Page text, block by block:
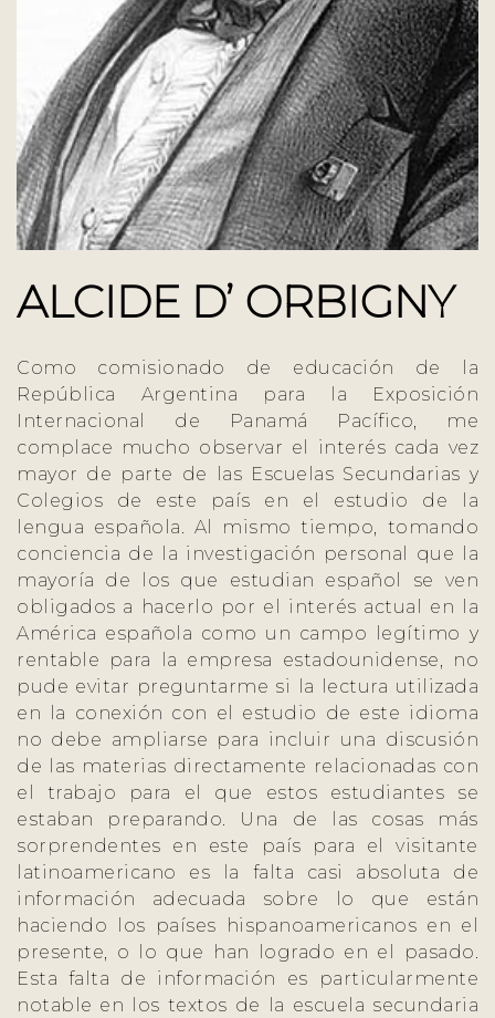
ALCIDE D’ ORBIGNY
Como comisionado de educación de la
República Argentina para la Exposición
Internacional de Panamá Pacífico, me
complace mucho observar el interés cada vez
mayor de parte de las Escuelas Secundarias y
Colegios de este país en el estudio de la
lengua española. Al mismo tiempo, tomando
conciencia de la investigación personal que la
mayoría de los que estudian español se ven
obligados a hacerlo por el interés actual en la
América española como un campo legítimo y
rentable para la empresa estadounidense, no
pude evitar preguntarme si la lectura utilizada
en la conexión con el estudio de este idioma
no debe ampliarse para incluir una discusión
de las materias directamente relacionadas con
el trabajo para el que estos estudiantes se
estaban preparando. Una de las cosas más
sorprendentes en este país para el visitante
latinoamericano es la falta casi absoluta de
información adecuada sobre lo que están
haciendo los países hispanoamericanos en el
presente, o lo que han logrado en el pasado.
Esta falta de información es particularmente
notable en los textos de la escuela secundaria